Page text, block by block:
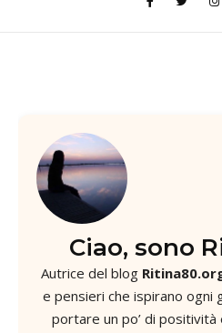
Ciao, sono
Autrice del blog
e pensieri che ispirano ogni
portare un po’ di